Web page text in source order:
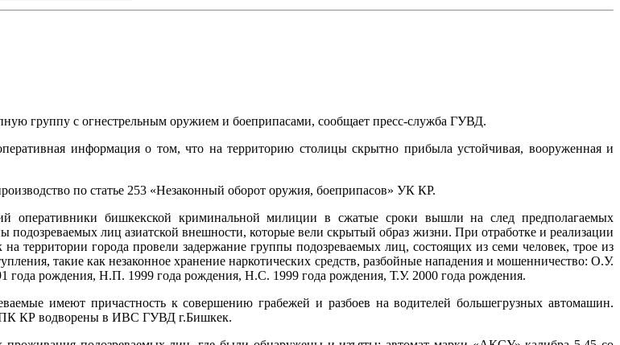
группу с огнестрельным оружием и боеприпасами, сообщает пресс-служба ГУВД.
информация о том, что на территорию столицы скрытно прибыла устойчивая, вооруженная и
по статье 253 «Незаконный оборот оружия, боеприпасов» УК КР.
оперативники бишкекской криминальной милиции в сжатые сроки вышли на след предполагаемых
лиц азиатской внешности, которые вели скрытый образ жизни. При отработке и реализации
города провели задержание группы подозреваемых лиц, состоящих из семи человек, трое из
такие как незаконное хранение наркотических средств, разбойные нападения и мошенничество: О.У.
рождения, Н.П. 1999 года рождения, Н.С. 1999 года рождения, Т.У. 2000 года рождения.
имеют причастность к совершению грабежей и разбоев на водителей большегрузных автомашин.
УПК КР водворены в ИВС ГУВД г.Бишкек.